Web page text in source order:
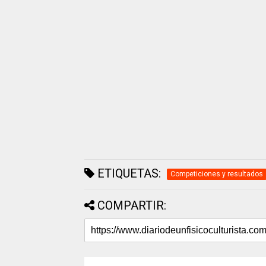
ETIQUETAS: Competiciones y resultados
COMPARTIR: